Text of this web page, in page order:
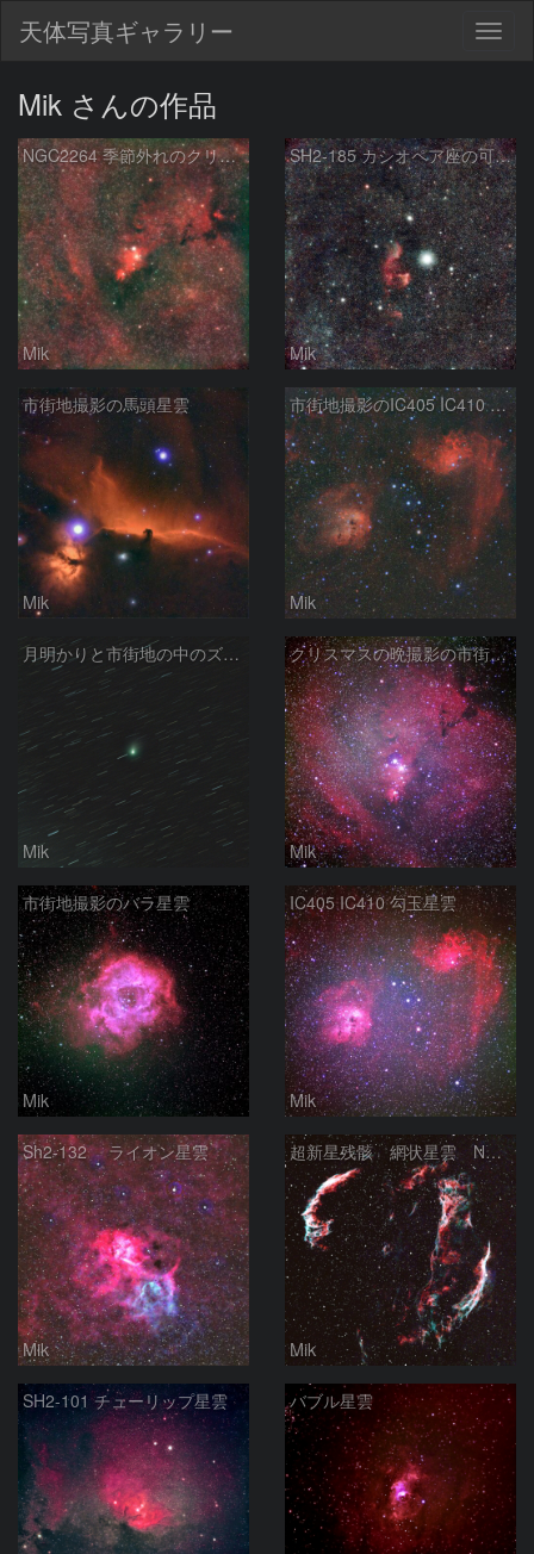
天体写真ギャラリー
Mik さんの作品
NGC2264 季節外れのクリスマス
Mik
SH2-185 カシオペア座の可愛いおばけ星雲
Mik
市街地撮影の馬頭星雲
Mik
市街地撮影のIC405 IC410 勾玉星雲 （再処理）
Mik
月明かりと市街地の中のズィーティーエフ彗星（2月4日）
Mik
クリスマスの晩撮影の市街地からのクリスマス星団
Mik
市街地撮影のバラ星雲
Mik
IC405 IC410 勾玉星雲
Mik
Sh2-132 ライオン星雲
Mik
超新星残骸 網状星雲 NGC6960 NGC6992
Mik
SH2-101 チューリップ星雲 バブル星雲